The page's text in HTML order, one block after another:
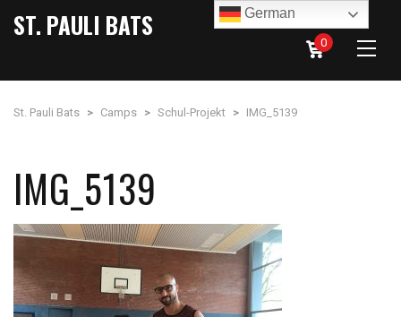
ST. PAULI BATS
0
St. Pauli Bats > Camps > Schul-Projekt > IMG_5139
IMG_5139
German